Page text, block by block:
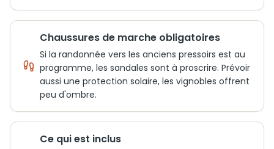
Chaussures de marche obligatoires
Si la randonnée vers les anciens pressoirs est au
programme, les sandales sont à proscrire. Prévoir
aussi une protection solaire, les vignobles offrent
peu d'ombre.
Ce qui est inclus